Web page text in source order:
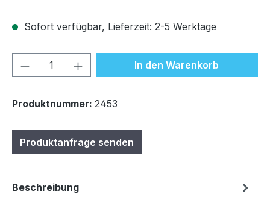
Sofort verfügbar, Lieferzeit: 2-5 Werktage
Produkt Anzahl: Gib denIn den Warenkorb
Produktnummer: 2453
Produktanfrage senden
Beschreibung